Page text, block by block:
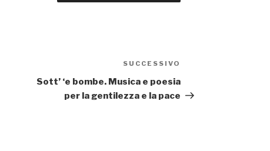
SUCCESSIVO
Sott’ ‘e bombe. Musica e poesia
per la gentilezza e la pace